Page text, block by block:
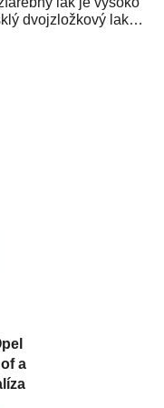
dvojzložkový lak s
a